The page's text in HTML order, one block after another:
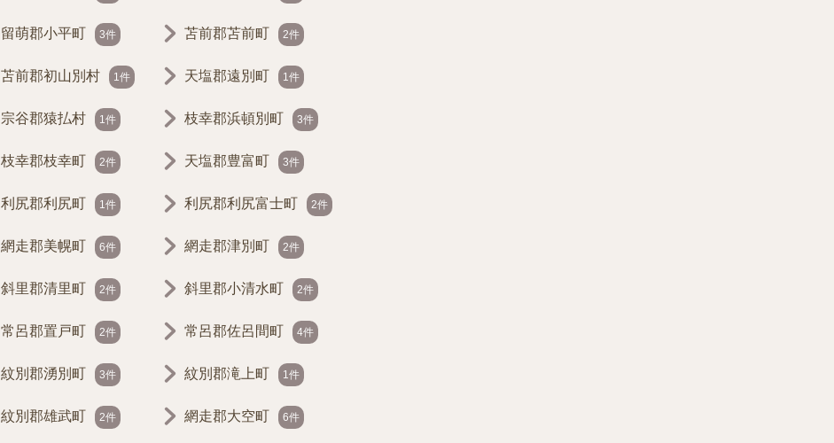
留萌郡小平町 3件 苫前郡苫前町 2件
苫前郡初山別村 1件 天塩郡遠別町 1件
宗谷郡猿払村 1件 枝幸郡浜頓別町 3件
枝幸郡枝幸町 2件 天塩郡豊富町 3件
利尻郡利尻町 1件 利尻郡利尻富士町 2件
網走郡美幌町 6件 網走郡津別町 2件
斜里郡清里町 2件 斜里郡小清水町 2件
常呂郡置戸町 2件 常呂郡佐呂間町 4件
紋別郡湧別町 3件 紋別郡滝上町 1件
紋別郡雄武町 2件 網走郡大空町 6件